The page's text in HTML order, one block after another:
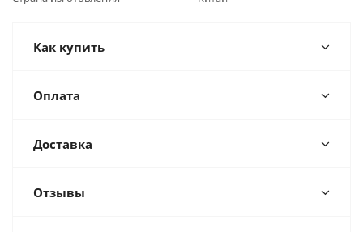
Как купить
Оплата
Доставка
Отзывы